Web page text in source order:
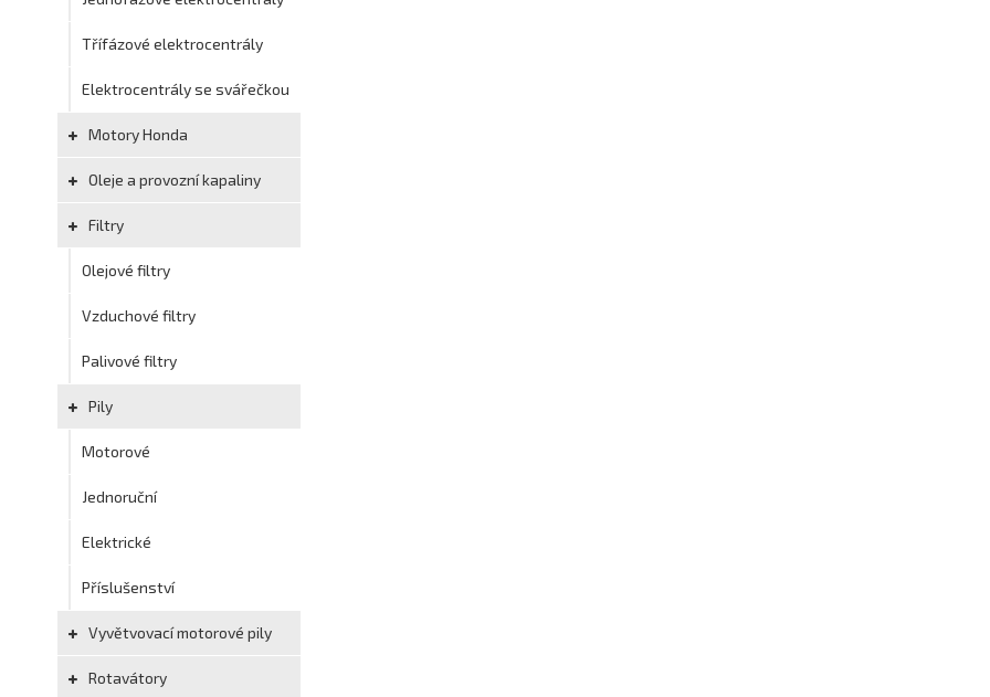
Třífázové elektrocentrály
Elektrocentrály se svářečkou
Motory Honda
Oleje a provozní kapaliny
Filtry
Olejové filtry
Vzduchové filtry
Palivové filtry
Pily
Motorové
Jednoruční
Elektrické
Příslušenství
Vyvětvovací motorové pily
Rotavátory